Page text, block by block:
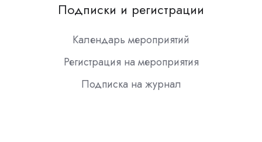
Подписки и регистрации
Календарь мероприятий
Регистрация на мероприятия
Подписка на журнал